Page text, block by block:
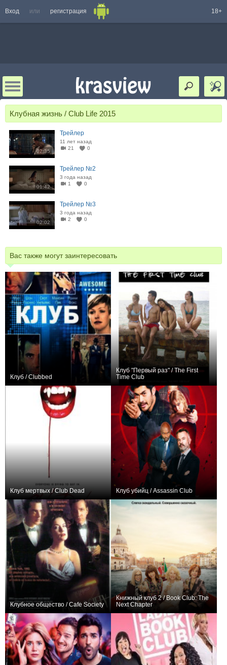
Вход или регистрация 18+
Клубная жизнь / Club Life 2015
02:35
Трейлер
11 лет назад
21
0
01:42
Трейлер №2
3 года назад
1
0
02:02
Трейлер №3
3 года назад
2
0
Вас также могут заинтересовать
Клуб / Clubbed
Клуб "Первый раз" / The First
Time Club
Клуб мертвых / Club Dead Клуб убийц / Assassin Club
Клубное общество / Cafe Society
Книжный клуб 2 / Book Club: The
Next Chapter